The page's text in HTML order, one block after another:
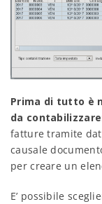
Prima di tutto è
da contabilizzare
fatture tramite
causale
per creare un
E’ possibile